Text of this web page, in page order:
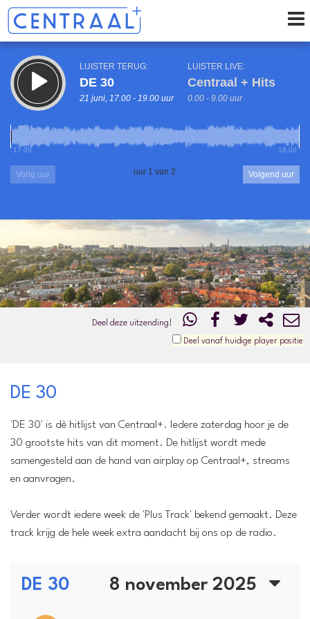
LUISTER TERUG:
DE 30
21 juni, 17.00 - 19.00 uur
LUISTER LIVE:
Centraal + Hits
0.00 - 9.00 uur
17.00 18.00
Vorig uur uur 1 van 2 Volgend uur
Deel deze uitzending!
Deel vanaf huidige player positie
DE 30
'DE 30' is dè hitlijst van Centraal+. Iedere zaterdag hoor je de
30 grootste hits van dit moment. De hitlijst wordt mede
samengesteld aan de hand van airplay op Centraal+, streams
en aanvragen.
Verder wordt iedere week de 'Plus Track' bekend gemaakt. Deze
track krijg de hele week extra aandacht bij ons op de radio.
DE 30 8 november 2025